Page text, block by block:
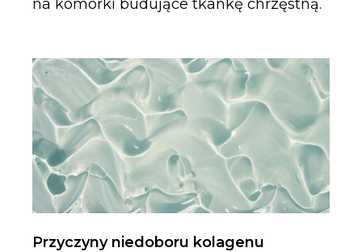
na komórki budujące tkankę chrzęstną.
Przyczyny niedoboru kolagenu